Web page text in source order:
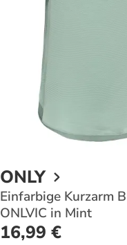
ONLY
Einfarbige Kurzarm
ONLVIC in Mint
16,99 €